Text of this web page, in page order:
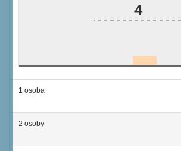
4
1 osoba
2 osoby